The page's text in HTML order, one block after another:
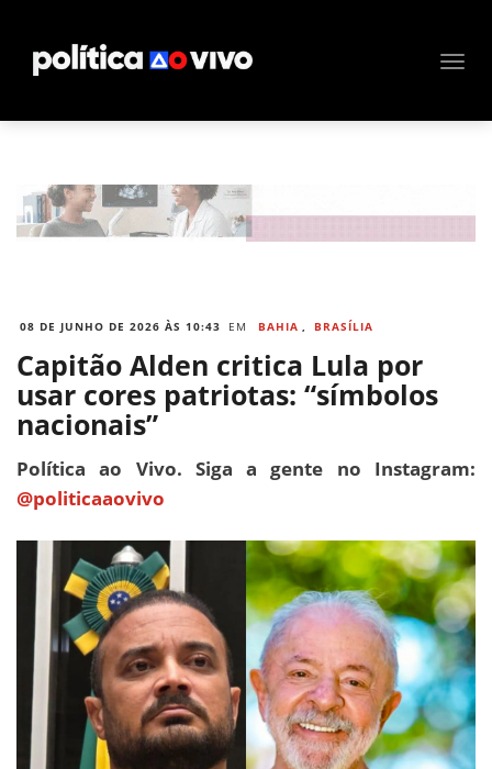
08 DE JUNHO DE 2026 ÀS 10:43 EM BAHIA , BRASÍLIA
Capitão Alden critica Lula por
usar cores patriotas: “símbolos
nacionais”
Política ao Vivo. Siga a gente no Instagram:
@politicaaovivo